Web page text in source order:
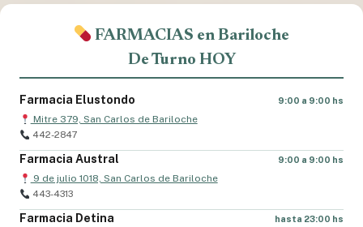
FARMACIAS en Bariloche
De Turno HOY
Farmacia Elustondo 9:00 a 9:00 hs
Mitre 379, San Carlos de Bariloche
442-2847
Farmacia Austral 9:00 a 9:00 hs
9 de julio 1018, San Carlos de Bariloche
443-4313
Farmacia Detina hasta 23:00 hs